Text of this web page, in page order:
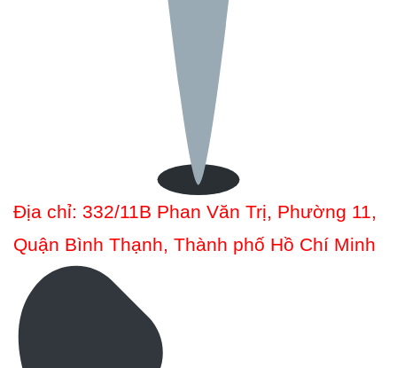
Địa chỉ: 332/11B Phan Văn Trị, Phường 11,
Quận Bình Thạnh, Thành phố Hồ Chí Minh